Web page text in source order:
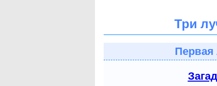
Три
Первая